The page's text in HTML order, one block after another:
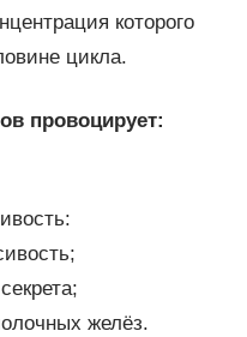
которого
цикла.
провоцирует:
желёз.